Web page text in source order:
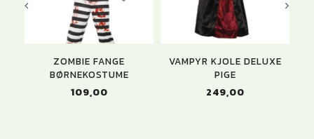
ZOMBIE FANGE
BØRNEKOSTUME
109,00
VAMPYR KJOLE DELUXE
PIGE
249,00